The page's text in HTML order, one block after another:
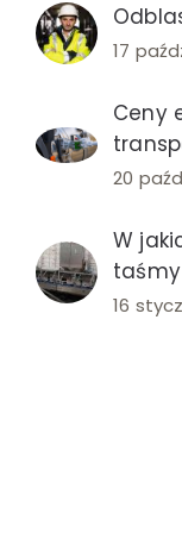
17
Ceny
20
W
16